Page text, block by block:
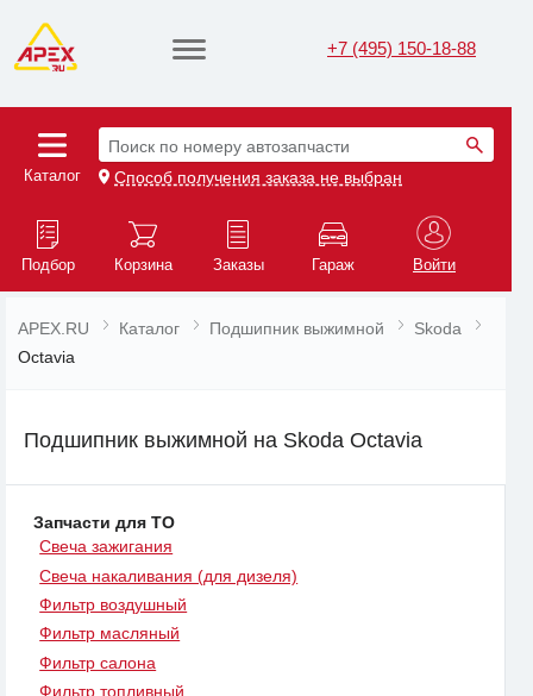
+7 (495) 150-18-88
Каталог
Поиск по номеру автозапчасти
Способ получения заказа не выбран
Подбор Корзина Заказы Гараж Войти
APEX.RU Каталог Подшипник выжимной
Skoda
Octavia
Подшипник выжимной на Skoda Octavia
Запчасти для ТО
Свеча зажигания
Свеча накаливания (для дизеля)
Фильтр воздушный
Фильтр масляный
Фильтр салона
Фильтр топливный